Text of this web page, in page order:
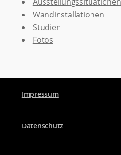
Wandinstallationen
Studien
Fotos
Impressum
Datenschutz